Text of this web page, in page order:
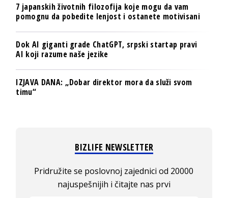
7 japanskih životnih filozofija koje mogu da vam
pomognu da pobedite lenjost i ostanete motivisani
Dok AI giganti grade ChatGPT, srpski startap pravi
AI koji razume naše jezike
IZJAVA DANA: „Dobar direktor mora da služi svom
timu“
BIZLIFE NEWSLETTER
Pridružite se poslovnoj zajednici od 20000
najuspešnijih i čitajte nas prvi